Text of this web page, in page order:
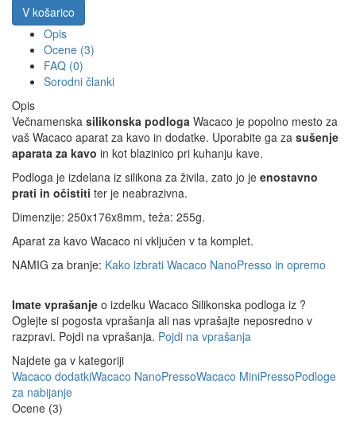
V košarico
Opis
Ocene (3)
FAQ (0)
Sorodni članki
Opis
Večnamenska silikonska podloga Wacaco je popolno mesto za
vaš Wacaco aparat za kavo in dodatke. Uporabite ga za sušenje
aparata za kavo in kot blazinico pri kuhanju kave.
Podloga je izdelana iz silikona za živila, zato jo je enostavno
prati in očistiti ter je neabrazivna.
Dimenzije: 250x176x8mm, teža: 255g.
Aparat za kavo Wacaco ni vključen v ta komplet.
NAMIG za branje: Kako izbrati Wacaco NanoPresso in opremo
Imate vprašanje o izdelku Wacaco Silikonska podloga iz ?
Oglejte si pogosta vprašanja ali nas vprašajte neposredno v
razpravi. Pojdi na vprašanja. Pojdi na vprašanja
Najdete ga v kategoriji
Wacaco dodatkiWacaco NanoPressoWacaco MiniPressoPodloge
za nabijanje
Ocene (3)